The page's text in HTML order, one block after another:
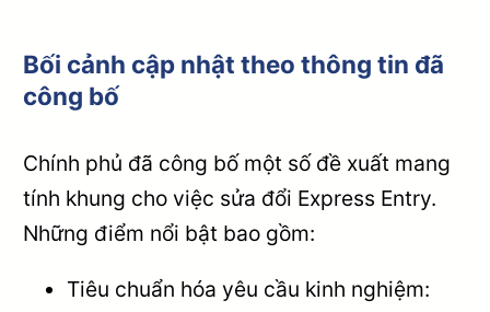
Bối cảnh cập nhật theo thông tin đã
công bố
Chính phủ đã công bố một số đề xuất mang
tính khung cho việc sửa đổi Express Entry.
Những điểm nổi bật bao gồm:
Tiêu chuẩn hóa yêu cầu kinh nghiệm: